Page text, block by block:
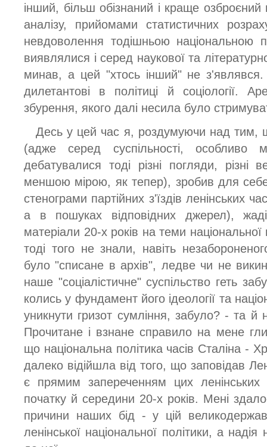
інший, більш обізнаний і краще озброєний
аналізу, прийомами статистичних
невдоволення тодішньою національною
виявлялися і серед наукової та
минав, а цей "хтось інший" не
дилетантові в політиці й соціології.
збурення, якого далі несила було
Десь у цей час я, роздумуючи над тим,
(адже серед суспільності, особливо
дебатувалися тоді різні погляди, різні
меншою мірою, як тепер), зробив для
стенограми партійних з'їздів ленінських
а в пошуках відповідних джерел),
матеріали 20-х років на теми
тоді того не знали, навіть
було "списане в архів", ледве чи не
наше "соціалістичне" суспільство геть
колись у фундамент його ідеології та
уникнути гризот сумління, забуло? - та
Прочитане і взнане справило на мене
що національна політика часів Сталіна -
далеко відійшла від того, що заповідав
є прямим запереченням цих ленінських
початку й середини 20-х років. Мені
причини наших бід - у цій
ленінської національної політики, а